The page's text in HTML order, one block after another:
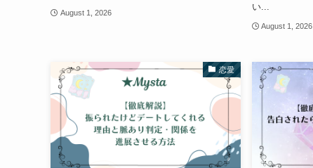
August 1, 2026
い...
August 1, 2026
恋愛